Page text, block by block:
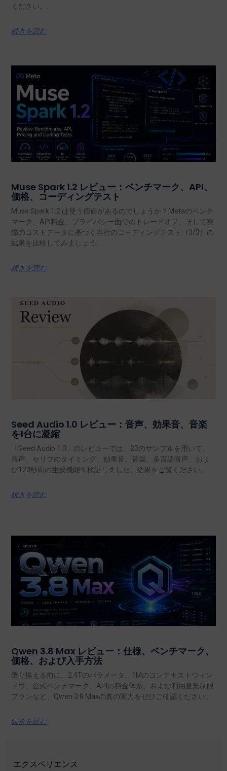
ください。.
続きを読む
Muse Spark 1.2 レビュー：ベンチマーク、API、
価格、コーディングテスト
Muse Spark 1.2 は使う価値があるのでしょうか？Metaのベンチ
マーク、API料金、プライバシー面でのトレードオフ、そして実
際のコストデータに基づく当社のコーディングテスト（3/3）の
結果を比較してみましょう。.
続きを読む
Seed Audio 1.0 レビュー：音声、効果音、音楽
を1台に凝縮
「Seed Audio 1.0」のレビューでは、23のサンプルを用いて、
音声、セリフのタイミング、効果音、音楽、多言語音声、およ
び120秒間の生成機能を検証しました。結果をご覧ください。.
続きを読む
Qwen 3.8 Max レビュー：仕様、ベンチマーク、
価格、および入手方法
乗り換える前に、2.4Tのパラメータ、1Mのコンテキストウィン
ドウ、公式ベンチマーク、APIの料金体系、および利用量無制限
プランなど、Qwen 3.8 Maxの真の実力をぜひご確認ください。.
続きを読む
エクスペリエンス